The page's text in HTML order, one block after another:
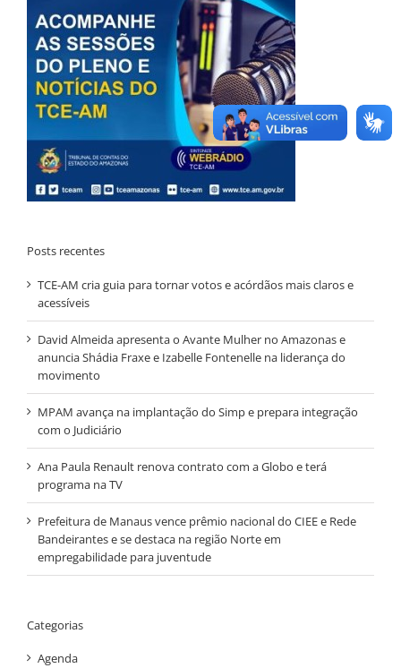
Posts recentes
TCE-AM cria guia para tornar votos e acórdãos mais claros e
acessíveis
David Almeida apresenta o Avante Mulher no Amazonas e
anuncia Shádia Fraxe e Izabelle Fontenelle na liderança do
movimento
MPAM avança na implantação do Simp e prepara integração
com o Judiciário
Ana Paula Renault renova contrato com a Globo e terá
programa na TV
Prefeitura de Manaus vence prêmio nacional do CIEE e Rede
Bandeirantes e se destaca na região Norte em
empregabilidade para juventude
Categorias
Agenda